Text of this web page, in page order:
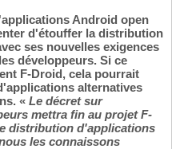
Android open
d'étouffer la distribution
ses nouvelles exigences
développeurs. Si ce
F-Droid, cela pourrait
alternatives
« Le décret sur
mettra fin au projet F-
distribution d'applications
les connaissons